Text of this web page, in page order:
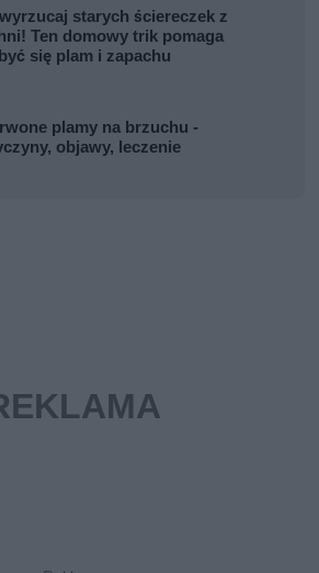
starych ściereczek z
Ten domowy trik pomaga
się plam i zapachu
plamy na brzuchu -
objawy, leczenie